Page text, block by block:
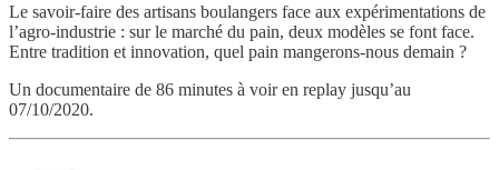
Le savoir-faire des artisans boulangers face aux expérimentations de
l’agro-industrie : sur le marché du pain, deux modèles se font face.
Entre tradition et innovation, quel pain mangerons-nous demain ?
Un documentaire de 86 minutes à voir en replay jusqu’au
07/10/2020.